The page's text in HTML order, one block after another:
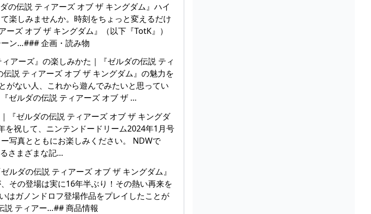
の伝説 ティアーズ オブ ザ キングダム』ハイ
楽しみませんか。時刻をちょっと変えるだけ
ズ オブ ザ キングダム』（以下『TotK』）
ン…### 企画・読み物
アーズ』の楽しみかた｜『ゼルダの伝説 ティ
説 ティアーズ オブ ザ キングダム』の魅力を
がない人、これから遊んでみたいと思ってい
ゼルダの伝説 ティアーズ オブ ザ …
『ゼルダの伝説 ティアーズ オブ ザ キングダ
を祝して、ニンテンドードリーム2024年1月号
写真とともにお楽しみください。 NDWで
さまざまな記…
ダの伝説 ティアーズ オブ ザ キングダム』
その登場は実に16年半ぶり！その熱い再来を
はガノンドロフ登場作品をプレイしたことが
説 ティアー…## 商品情報